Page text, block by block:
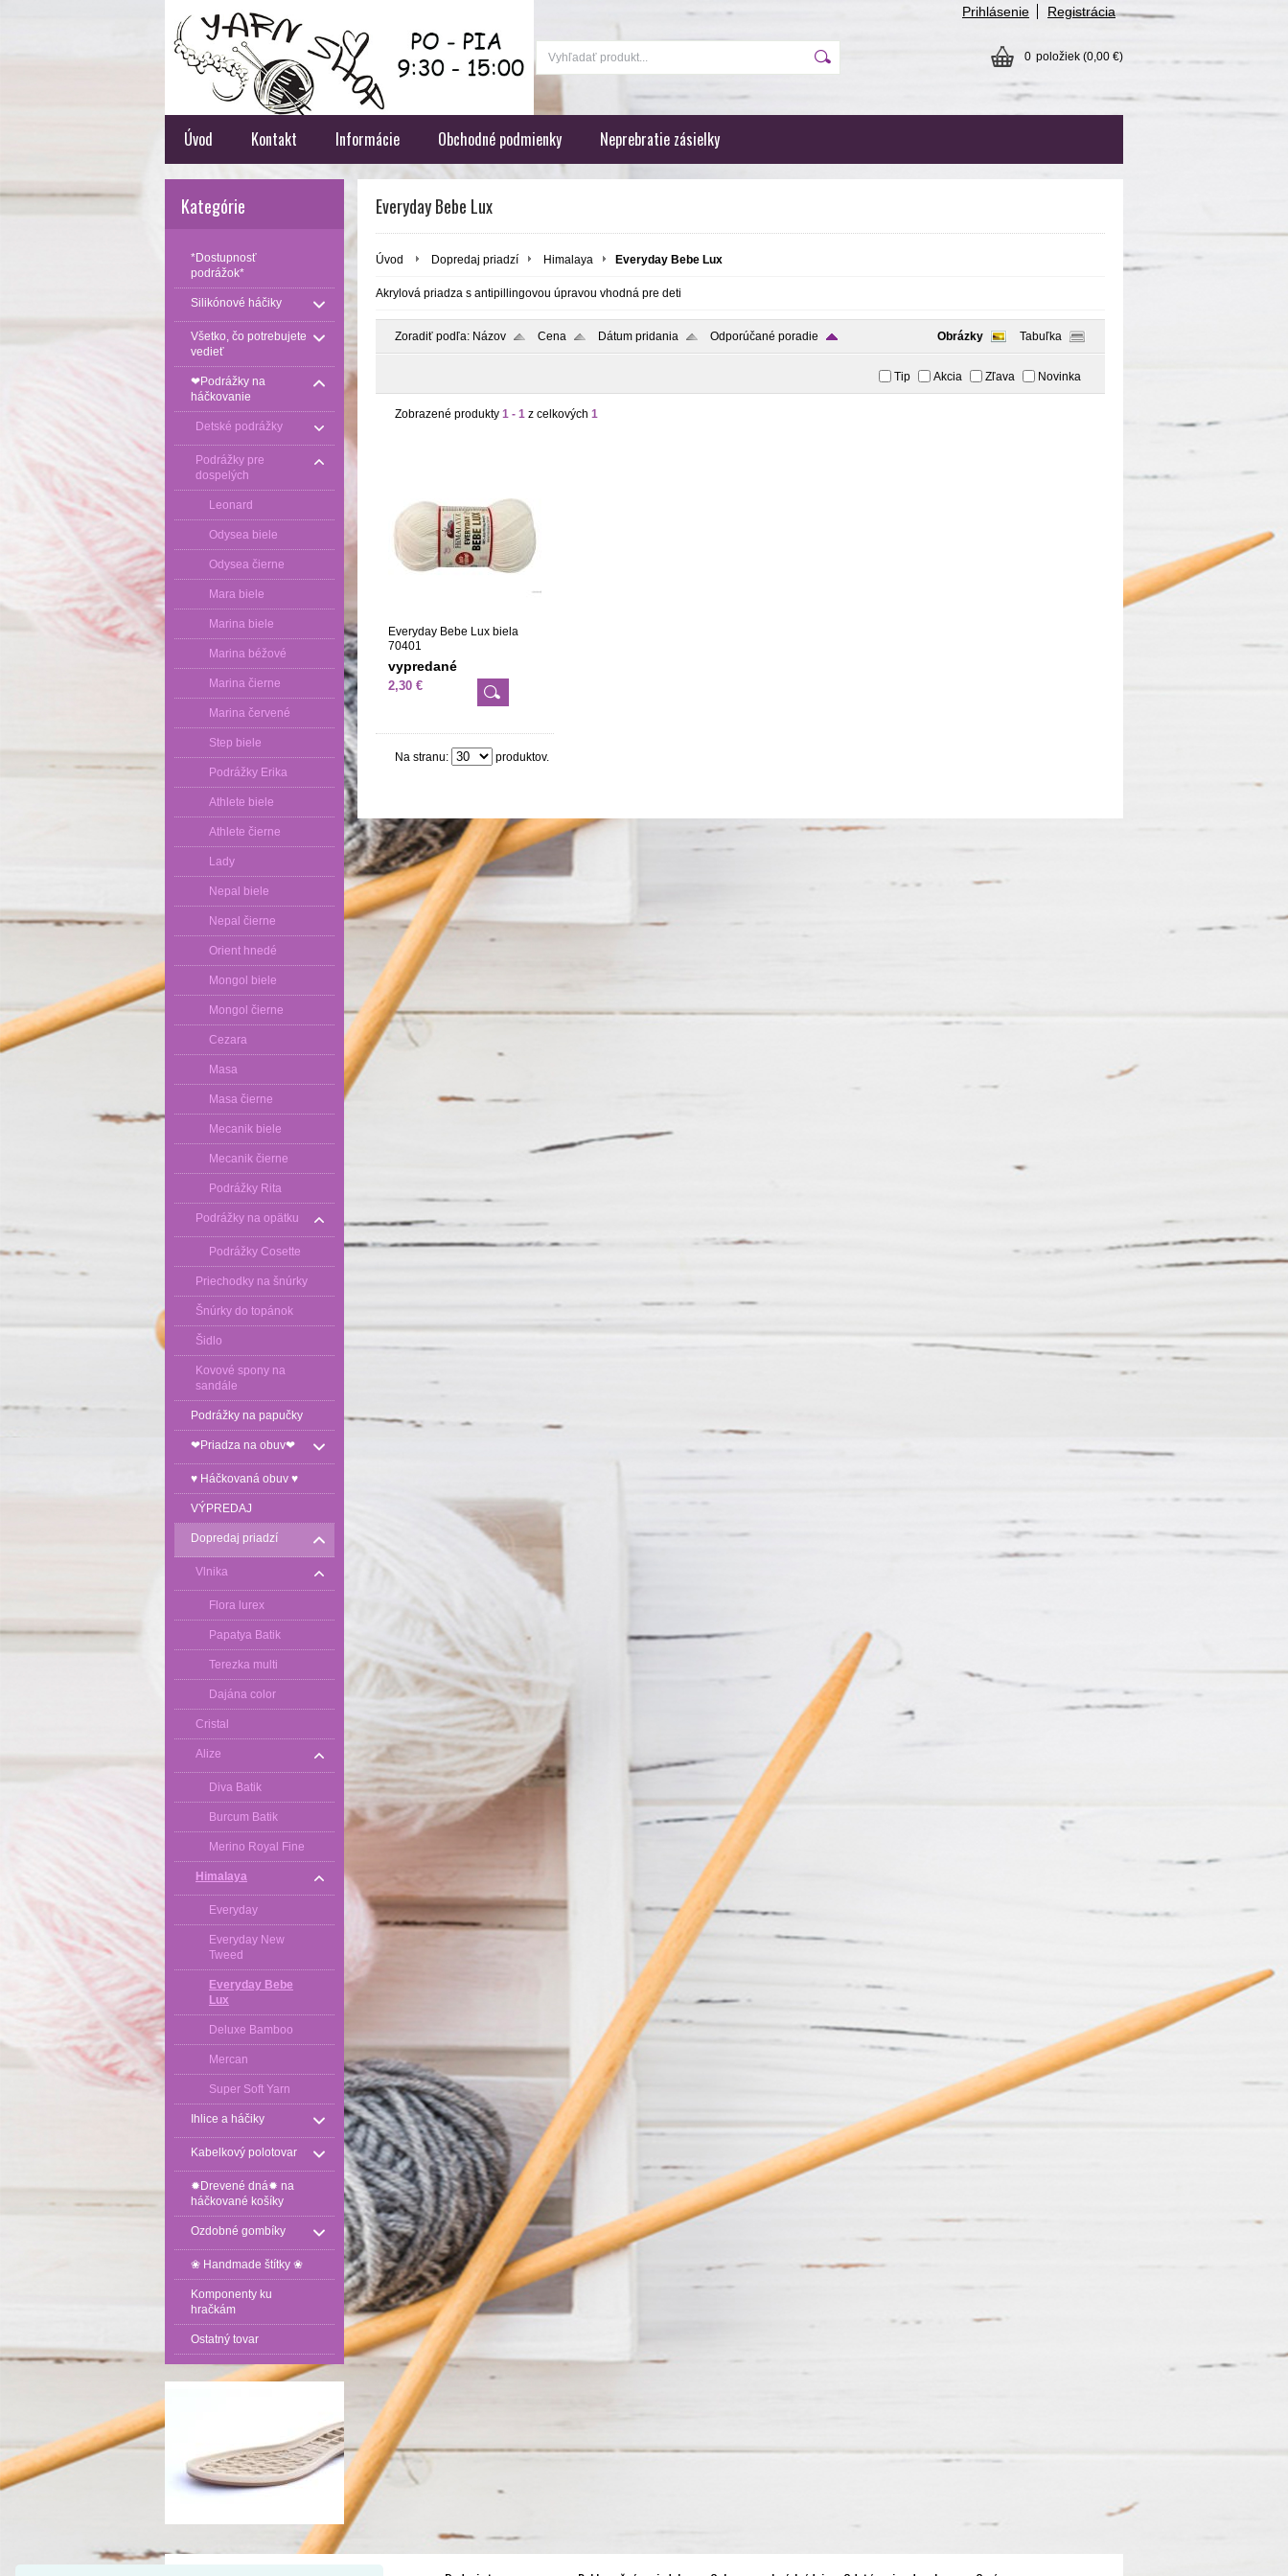
Prihlásenie Registrácia
0 položiek (0,00 €)
Úvod Kontakt Informácie Obchodné podmienky Neprebratie zásielky
Kategórie
*Dostupnosť
podrážok*
Silikónové háčiky
Všetko, čo potrebujete
vedieť
❤Podrážky na
háčkovanie
Detské podrážky
Podrážky pre
dospelých
Leonard
Odysea biele
Odysea čierne
Mara biele
Marina biele
Marina béžové
Marina čierne
Marina červené
Step biele
Podrážky Erika
Athlete biele
Athlete čierne
Lady
Nepal biele
Nepal čierne
Orient hnedé
Mongol biele
Mongol čierne
Cezara
Masa
Masa čierne
Mecanik biele
Mecanik čierne
Podrážky Rita
Podrážky na opätku
Podrážky Cosette
Priechodky na šnúrky
Šnúrky do topánok
Šidlo
Kovové spony na
sandále
Podrážky na papučky
❤Priadza na obuv❤
♥ Háčkovaná obuv ♥
VÝPREDAJ
Dopredaj priadzí
Vlnika
Flora lurex
Papatya Batik
Terezka multi
Dajána color
Cristal
Alize
Diva Batik
Burcum Batik
Merino Royal Fine
Himalaya
Everyday
Everyday New
Tweed
Everyday Bebe
Lux
Deluxe Bamboo
Mercan
Super Soft Yarn
Ihlice a háčiky
Kabelkový polotovar
✹Drevené dná✹ na
háčkované košíky
Ozdobné gombíky
❀ Handmade štítky ❀
Komponenty ku
hračkám
Ostatný tovar
Everyday Bebe Lux
Úvod Dopredaj priadzí Himalaya Everyday Bebe Lux
Akrylová priadza s antipillingovou úpravou vhodná pre deti
Zoradiť podľa: Názov Cena Dátum pridania Odporúčané poradie Obrázky Tabuľka
Tip Akcia Zľava Novinka
Zobrazené produkty 1 - 1 z celkových 1
Everyday Bebe Lux biela
70401
vypredané
2,30 €
Na stranu: produktov.